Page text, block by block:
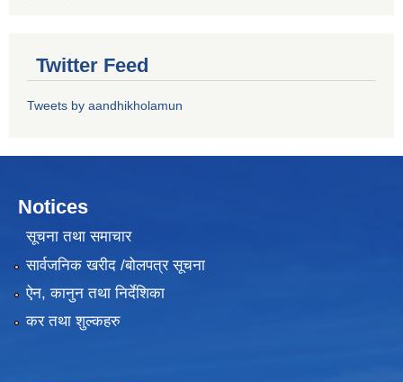
Twitter Feed
Tweets by aandhikholamun
Notices
सूचना तथा समाचार
सार्वजनिक खरीद /बोलपत्र सूचना
ऐन, कानुन तथा निर्देशिका
कर तथा शुल्कहरु